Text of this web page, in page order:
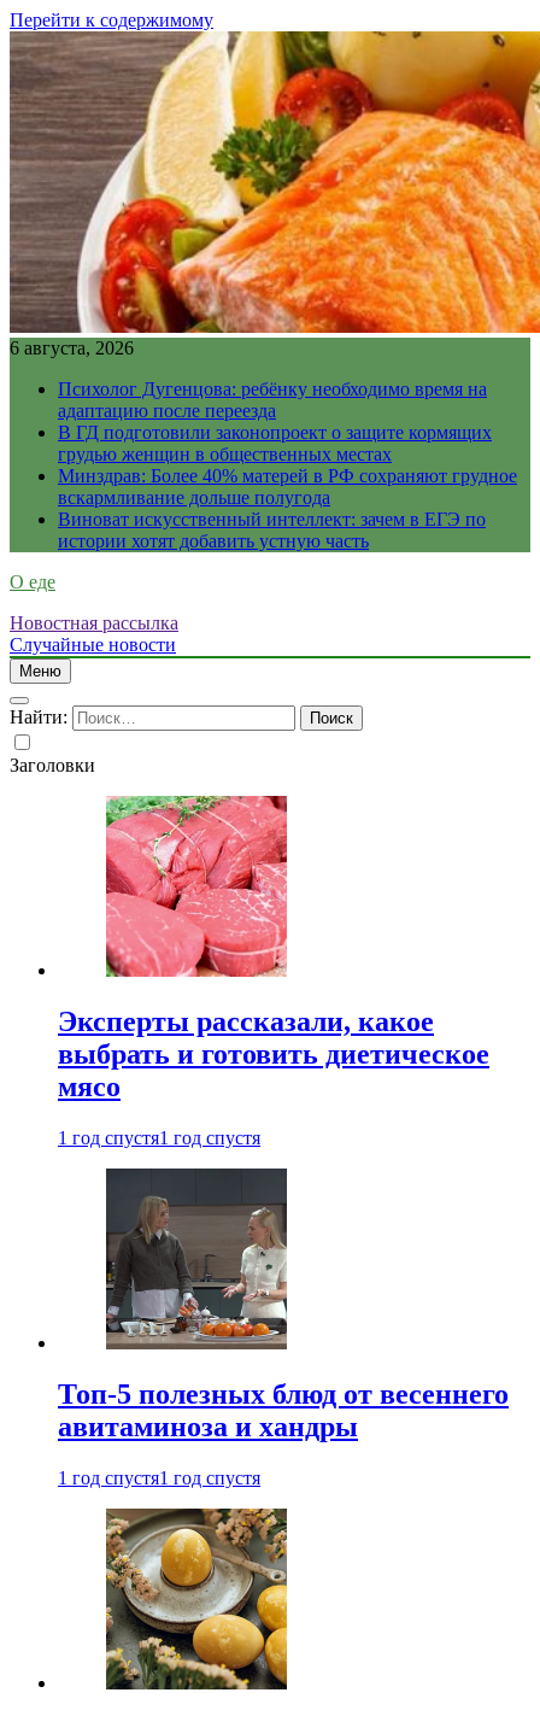
Перейти к содержимому
6 августа, 2026
Психолог Дугенцова: ребёнку необходимо время на
адаптацию после переезда
В ГД подготовили законопроект о защите кормящих
грудью женщин в общественных местах
Минздрав: Более 40% матерей в РФ сохраняют грудное
вскармливание дольше полугода
Виноват искусственный интеллект: зачем в ЕГЭ по
истории хотят добавить устную часть
О еде
Новостная рассылка
Случайные новости
Меню
Найти:
Заголовки
Эксперты рассказали, какое
выбрать и готовить диетическое
мясо
1 год спустя1 год спустя
Топ-5 полезных блюд от весеннего
авитаминоза и хандры
1 год спустя1 год спустя